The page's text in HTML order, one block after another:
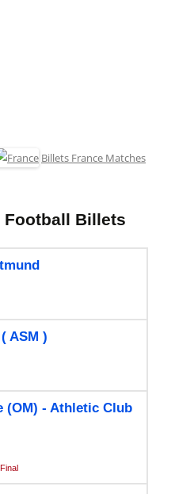
Billets France Matches